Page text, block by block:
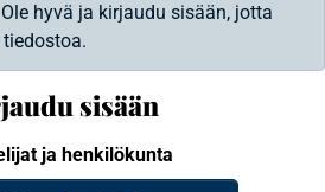
hyvä ja kirjaudu sisään, jotta
sisään
ja henkilökunta